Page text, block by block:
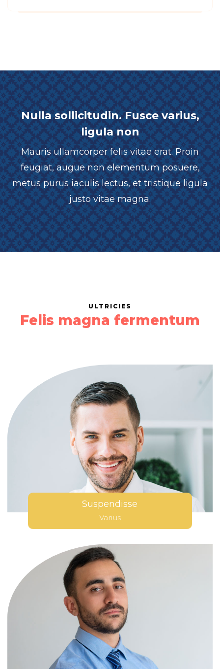
Nulla sollicitudin. Fusce varius,
ligula non
Mauris ullamcorper felis vitae erat. Proin
feugiat, augue non elementum posuere,
metus purus iaculis lectus, et tristique ligula
justo vitae magna.
ULTRICIES
Felis magna fermentum
Suspendisse
Varius